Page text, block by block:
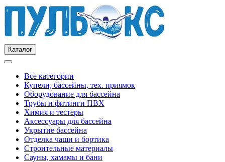
Каталог
Все категории
Купели, бассейны, тех. приямок
Оборудование для бассейна
Трубы и фитинги ПВХ
Химия и тестеры
Аксессуары для бассейна
Укрытие бассейна
Отделка чаши и бортика
Строительные материалы
Сауны, хамамы и бани